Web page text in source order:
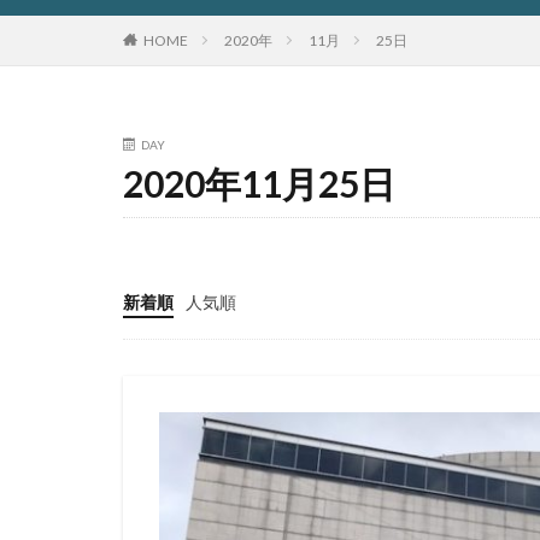
HOME 2020年 11月 25日
DAY
2020年11月25日
新着順 人気順